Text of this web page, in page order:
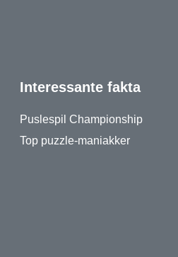
Interessante fakta
Puslespil Championship
Top puzzle-maniakker